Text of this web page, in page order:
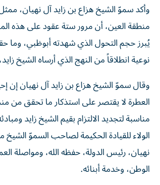
وأكد سموّ الشيخ هزاع بن زايد آل نهيان،
منطقة العين، أن مرور ستة عقود على هذه
يُبرز حجم التحول الذي شهدته أبوظبي، وما
نوعية انطلاقاً من النهج الذي أرساه الشيخ
وقال سموّ الشيخ هزاع بن زايد آل نهيان إن
العطرة لا يقتصر على استذكار ما تحقق من
مناسبة لتجديد الالتزام بقيم الشيخ زايد
الولاء للقيادة الحكيمة لصاحب السموّ
نهيان، رئيس الدولة، حفظه الله، ومواصلة
الوطن، وخدمة أبنائه.